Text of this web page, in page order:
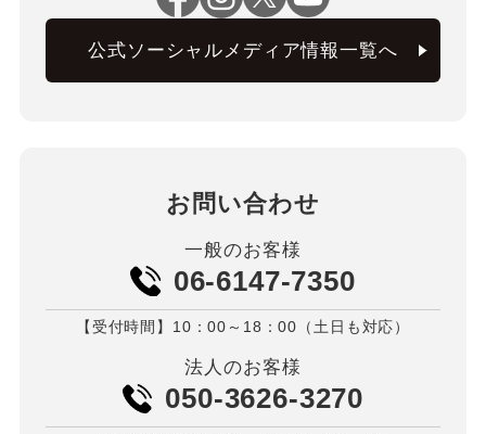
公式ソーシャルメディア情報一覧へ
お問い合わせ
一般のお客様
06-6147-7350
【受付時間】10：00～18：00（土日も対応）
法人のお客様
050-3626-3270